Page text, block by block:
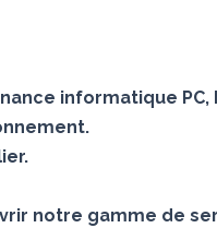
informatique PC,
notre gamme de